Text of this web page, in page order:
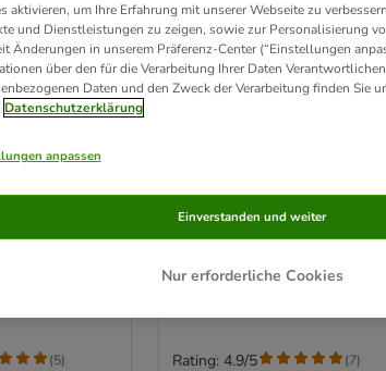
für
(5)
TIAKI Raschelsack
Ø 20 x H 31 cm
Rating: 4.9/5 (7)
aktivieren, um Ihre Erfahrung mit unserer Webseite zu
und Dienstleistungen zu zeigen, sowie zur Personalisierung
Änderungen in unserem Präferenz-Center (“Einstellungen
über den für die Verarbeitung Ihrer Daten
Daten und den Zweck der Verarbeitung finden Sie
Datenschutzerklärung
anpassen
Nur erforderliche Cookies
Einverstanden und weiter